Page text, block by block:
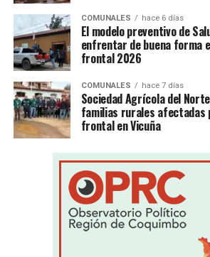
COMUNALES hace 6 días
El modelo preventivo de
enfrentar de buena forma
frontal 2026
COMUNALES hace 7 días
Sociedad Agrícola del
familias rurales afectadas
frontal en Vicuña